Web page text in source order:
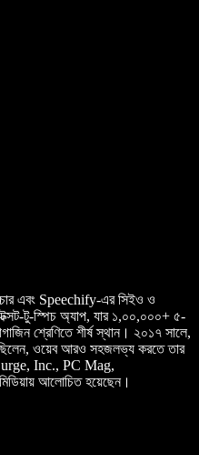
এবং Speechify-এর সিইও ও
টু-স্পিচ অ্যাপ, যার ১,০০,০০০+ ৫-
শ্রেণিতে শীর্ষ স্থান। ২০১৭ সালে,
ওয়েব আরও সহজলভ্য করতে তার
Inc., PC Mag,
আলোচিত হয়েছেন।